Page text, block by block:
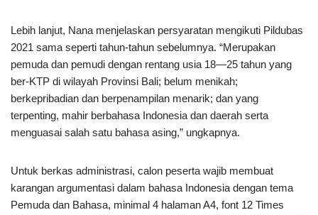
Lebih lanjut, Nana menjelaskan persyaratan mengikuti Pildubas
2021 sama seperti tahun-tahun sebelumnya. “Merupakan
pemuda dan pemudi dengan rentang usia 18—25 tahun yang
ber-KTP di wilayah Provinsi Bali; belum menikah;
berkepribadian dan berpenampilan menarik; dan yang
terpenting, mahir berbahasa Indonesia dan daerah serta
menguasai salah satu bahasa asing,” ungkapnya.
Untuk berkas administrasi, calon peserta wajib membuat
karangan argumentasi dalam bahasa Indonesia dengan tema
Pemuda dan Bahasa, minimal 4 halaman A4, font 12 Times